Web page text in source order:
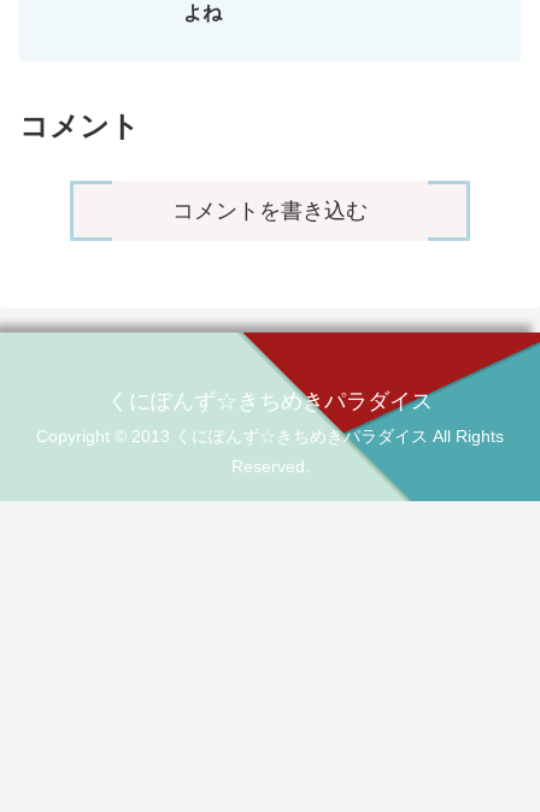
よね
コメント
コメントを書き込む
くにぽんず☆きちめきパラダイス
Copyright © 2013 くにぽんず☆きちめきパラダイス All Rights
Reserved.